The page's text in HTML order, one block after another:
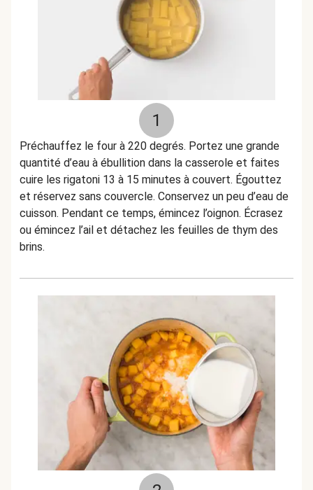
1
Préchauffez le four à 220 degrés. Portez une grande
quantité d’eau à ébullition dans la casserole et faites
cuire les rigatoni 13 à 15 minutes à couvert. Égouttez
et réservez sans couvercle. Conservez un peu d’eau de
cuisson. Pendant ce temps, émincez l’oignon. Écrasez
ou émincez l’ail et détachez les feuilles de thym des
brins.